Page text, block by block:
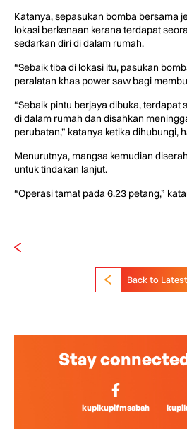
Katanya, sepasukan bomba bersama
lokasi berkenaan kerana terdapat
sedarkan diri di dalam rumah.
“Sebaik tiba di lokasi itu, pasukan
peralatan khas power saw bagi
“Sebaik pintu berjaya dibuka, terdapat
di dalam rumah dan disahkan
perubatan,” katanya ketika dihubungi,
Menurutnya, mangsa kemudian
untuk tindakan lanjut.
“Operasi tamat pada 6.23 petang,”
Back to
Stay
kupikupifmsabah